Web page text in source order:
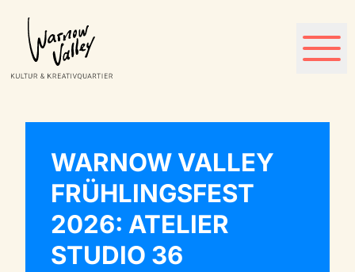
WARNOW VALLEY
FRÜHLINGSFEST
2026: ATELIER
STUDIO 36